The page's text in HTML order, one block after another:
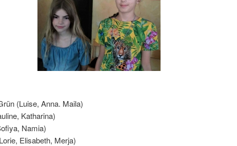
(Luise, Anna. Maila)
Katharina)
Namia)
Elisabeth, Merja)